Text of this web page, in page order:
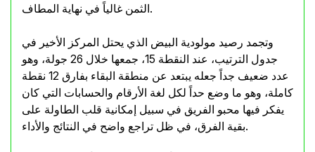
الثمن غالياً في نهاية المطاف.
وتجمد رصيد مولودية البيض الذي يحتل المركز الأخير في
جدول الترتيب، عند النقطة 15، جمعها خلال 26 جولة، وهو
عدد ضعيف جداً جعله يبتعد عن منطقة البقاء بفارق 12 نقطة
كاملة، وهو ما وضع حداً لكل لغة الأرقام والحسابات التي كان
يفكر فيها محبو الفريق في سبيل إمكانية قلب الطاولة على
بقية الفرق، في ظل تراجع واضح في النتائج والأداء.